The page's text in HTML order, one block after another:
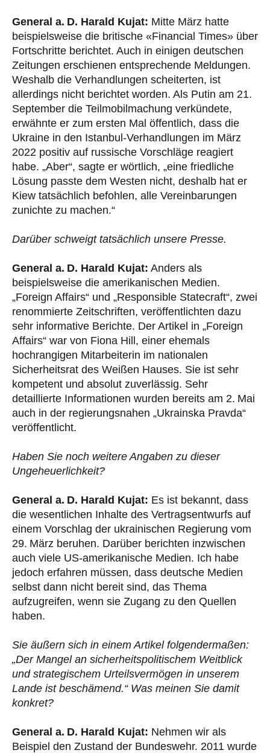
General a. D. Harald Kujat: Mitte März hatte
beispielsweise die britische «Financial Times» über
Fortschritte berichtet. Auch in einigen deutschen
Zeitungen erschienen entsprechende Meldungen.
Weshalb die Verhandlungen scheiterten, ist
allerdings nicht berichtet worden. Als Putin am 21.
September die Teilmobilmachung verkündete,
erwähnte er zum ersten Mal öffentlich, dass die
Ukraine in den Istanbul-Verhandlungen im März
2022 positiv auf russische Vorschläge reagiert
habe. „Aber“, sagte er wörtlich, „eine friedliche
Lösung passte dem Westen nicht, deshalb hat er
Kiew tatsächlich befohlen, alle Vereinbarungen
zunichte zu machen.“
Darüber schweigt tatsächlich unsere Presse.
General a. D. Harald Kujat: Anders als
beispielsweise die amerikanischen Medien.
„Foreign Affairs“ und „Responsible Statecraft“, zwei
renommierte Zeitschriften, veröffentlichten dazu
sehr informative Berichte. Der Artikel in „Foreign
Affairs“ war von Fiona Hill, einer ehemals
hochrangigen Mitarbeiterin im nationalen
Sicherheitsrat des Weißen Hauses. Sie ist sehr
kompetent und absolut zuverlässig. Sehr
detaillierte Informationen wurden bereits am 2. Mai
auch in der regierungsnahen „Ukrainska Pravda“
veröffentlicht.
Haben Sie noch weitere Angaben zu dieser
Ungeheuerlichkeit?
General a. D. Harald Kujat: Es ist bekannt, dass
die wesentlichen Inhalte des Vertragsentwurfs auf
einem Vorschlag der ukrainischen Regierung vom
29. März beruhen. Darüber berichten inzwischen
auch viele US-amerikanische Medien. Ich habe
jedoch erfahren müssen, dass deutsche Medien
selbst dann nicht bereit sind, das Thema
aufzugreifen, wenn sie Zugang zu den Quellen
haben.
Sie äußern sich in einem Artikel folgendermaßen:
„Der Mangel an sicherheitspolitischem Weitblick
und strategischem Urteilsvermögen in unserem
Lande ist beschämend.“ Was meinen Sie damit
konkret?
General a. D. Harald Kujat: Nehmen wir als
Beispiel den Zustand der Bundeswehr. 2011 wurde